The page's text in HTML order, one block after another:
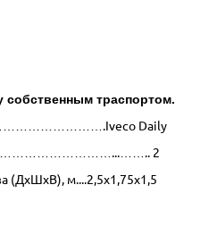
траспортом.
Daily
2
(ДхШхВ), м....2,5х1,75х1,5